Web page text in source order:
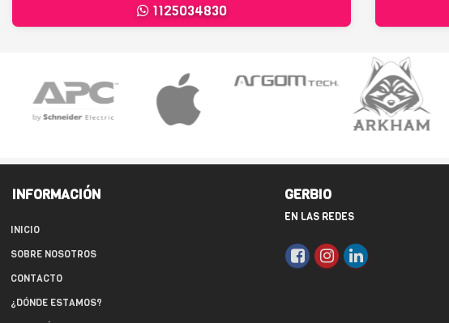
1125034830
INFORMACIÓN
INICIO
SOBRE NOSOTROS
CONTACTO
¿DÓNDE ESTAMOS?
GERBIO
EN LAS REDES